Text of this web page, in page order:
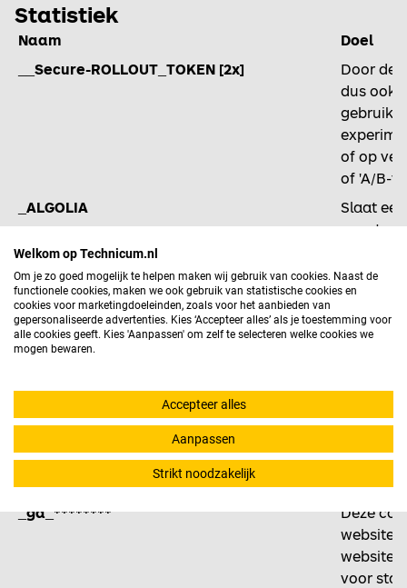
Statistiek
Naam
Doel
__Secure-ROLLOUT_TOKEN [2x]
Door
dus ook
of op
of 'A/B-
_ALGOLIA
Slaat
_clsk [2x]
door
_ga [3x]
landen:
rechten
_ga_********
Deze
website
voor
Welkom op Technicum.nl
Om je zo goed mogelijk te helpen maken wij gebruik van cookies. Naast de
functionele cookies, maken we ook gebruik van statistische cookies en
cookies voor marketingdoeleinden, zoals voor het aanbieden van
gepersonaliseerde advertenties. Kies ‘Accepteer alles’ als je toestemming voor
alle cookies geeft. Kies 'Aanpassen' om zelf te selecteren welke cookies we
mogen bewaren.
Accepteer alles
Aanpassen
Strikt noodzakelijk